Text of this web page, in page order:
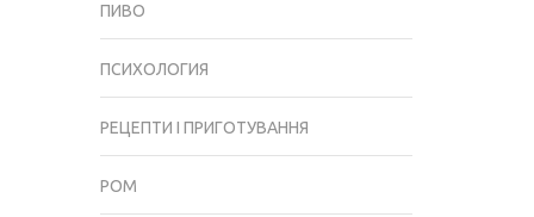
ПИВО
ПСИХОЛОГИЯ
РЕЦЕПТИ І ПРИГОТУВАННЯ
РОМ